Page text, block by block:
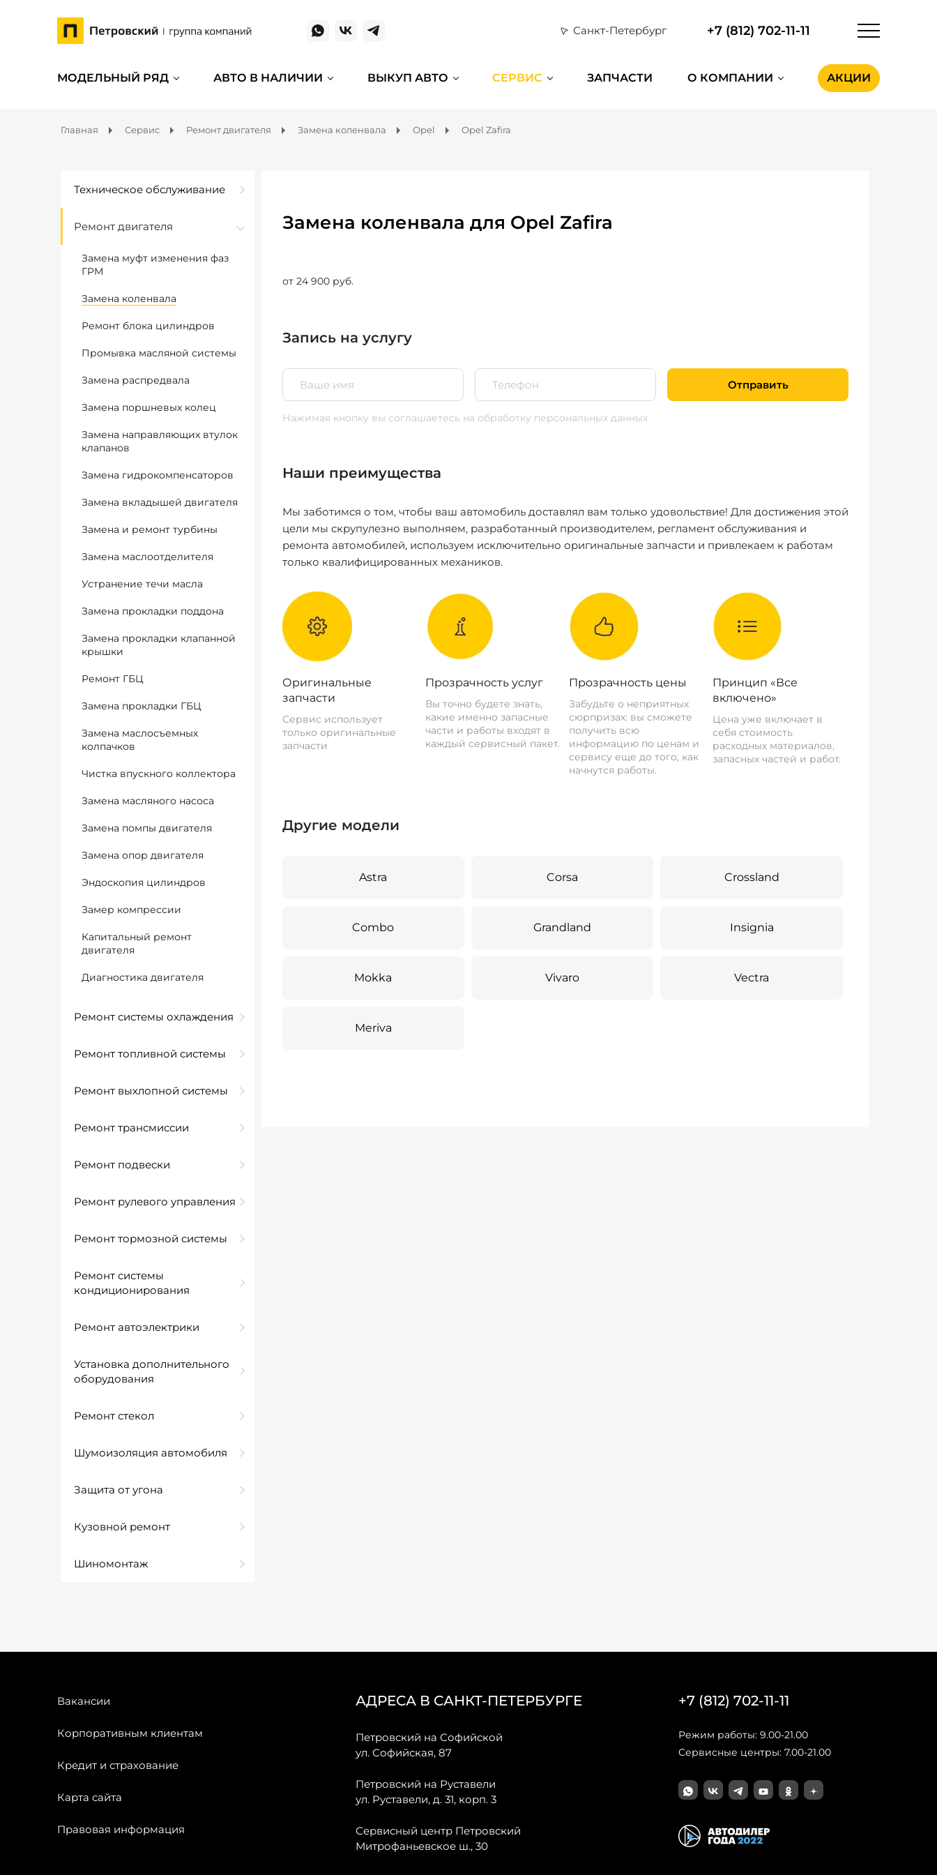
Санкт-Петербург +7 (812) 702-11-11
МОДЕЛЬНЫЙ РЯД АВТО В НАЛИЧИИ ВЫКУП АВТО СЕРВИС ЗАПЧАСТИ О КОМПАНИИ АКЦИИ
Главная Сервис Ремонт двигателя Замена коленвала Opel Opel Zafira
Техническое обслуживание
Ремонт двигателя
Замена муфт изменения фаз
ГРМ
Замена коленвала
Ремонт блока цилиндров
Промывка масляной системы
Замена распредвала
Замена поршневых колец
Замена направляющих втулок
клапанов
Замена гидрокомпенсаторов
Замена вкладышей двигателя
Замена и ремонт турбины
Замена маслоотделителя
Устранение течи масла
Замена прокладки поддона
Замена прокладки клапанной
крышки
Ремонт ГБЦ
Замена прокладки ГБЦ
Замена маслосъемных
колпачков
Чистка впускного коллектора
Замена масляного насоса
Замена помпы двигателя
Замена опор двигателя
Эндоскопия цилиндров
Замер компрессии
Капитальный ремонт
двигателя
Диагностика двигателя
Ремонт системы охлаждения
Ремонт топливной системы
Ремонт выхлопной системы
Ремонт трансмиссии
Ремонт подвески
Ремонт рулевого управления
Ремонт тормозной системы
Ремонт системы
кондиционирования
Ремонт автоэлектрики
Установка дополнительного
оборудования
Ремонт стекол
Шумоизоляция автомобиля
Защита от угона
Кузовной ремонт
Шиномонтаж
Замена коленвала для Opel Zafira
от 24 900 руб.
Запись на услугу
Отправить
Нажимая кнопку вы соглашаетесь на обработку персональных данных
Наши преимущества
Мы заботимся о том, чтобы ваш автомобиль доставлял вам только удовольствие! Для достижения этой
цели мы скрупулезно выполняем, разработанный производителем, регламент обслуживания и
ремонта автомобилей, используем исключительно оригинальные запчасти и привлекаем к работам
только квалифицированных механиков.
Оригинальные
запчасти
Сервис использует
только оригинальные
запчасти
Прозрачность услуг
Вы точно будете знать,
какие именно запасные
части и работы входят в
каждый сервисный пакет.
Прозрачность цены
Забудьте о неприятных
сюрпризах: вы сможете
получить всю
информацию по ценам и
сервису еще до того, как
начнутся работы.
Принцип «Все
включено»
Цена уже включает в
себя стоимость
расходных материалов,
запасных частей и работ.
Другие модели
Astra Corsa Crossland
Combo Grandland Insignia
Mokka Vivaro Vectra
Meriva
Вакансии
Корпоративным клиентам
Кредит и страхование
Карта сайта
Правовая информация
АДРЕСА В САНКТ-ПЕТЕРБУРГЕ
Петровский на Софийской
ул. Софийская, 87
Петровский на Руставели
ул. Руставели, д. 31, корп. 3
Сервисный центр Петровский
Митрофаньевское ш., 30
+7 (812) 702-11-11
Режим работы: 9.00-21.00
Сервисные центры: 7.00-21.00